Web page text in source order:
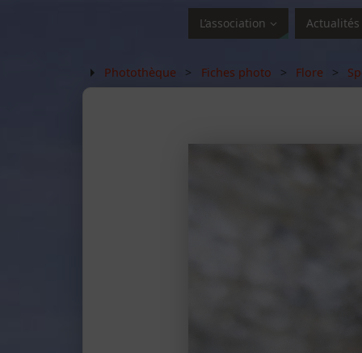
L’association Actualités
Photothèque > Fiches photo > Flore >